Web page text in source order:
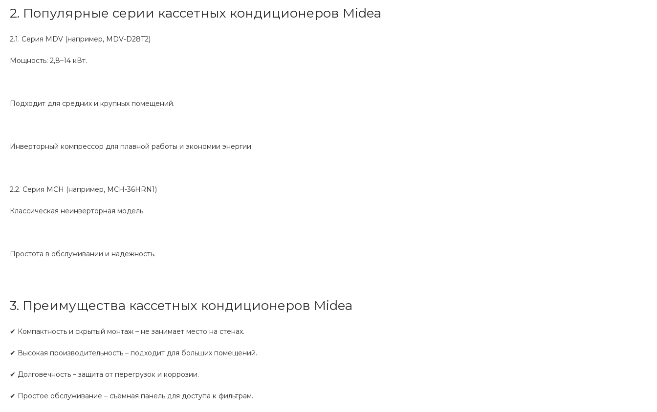
2. Популярные серии кассетных кондиционеров Midea
2.1. Серия MDV (например, MDV-D28T2)
Мощность: 2,8–14 кВт.
Подходит для средних и крупных помещений.
Инверторный компрессор для плавной работы и экономии энергии.
2.2. Серия MCH (например, MCH-36HRN1)
Классическая неинверторная модель.
Простота в обслуживании и надежность.
3. Преимущества кассетных кондиционеров Midea
✔ Компактность и скрытый монтаж – не занимает место на стенах.
✔ Высокая производительность – подходит для больших помещений.
✔ Долговечность – защита от перегрузок и коррозии.
✔ Простое обслуживание – съёмная панель для доступа к фильтрам.